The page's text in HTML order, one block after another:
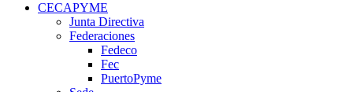
CECAPYME
Junta Directiva
Federaciones
Fedeco
Fec
PuertoPyme